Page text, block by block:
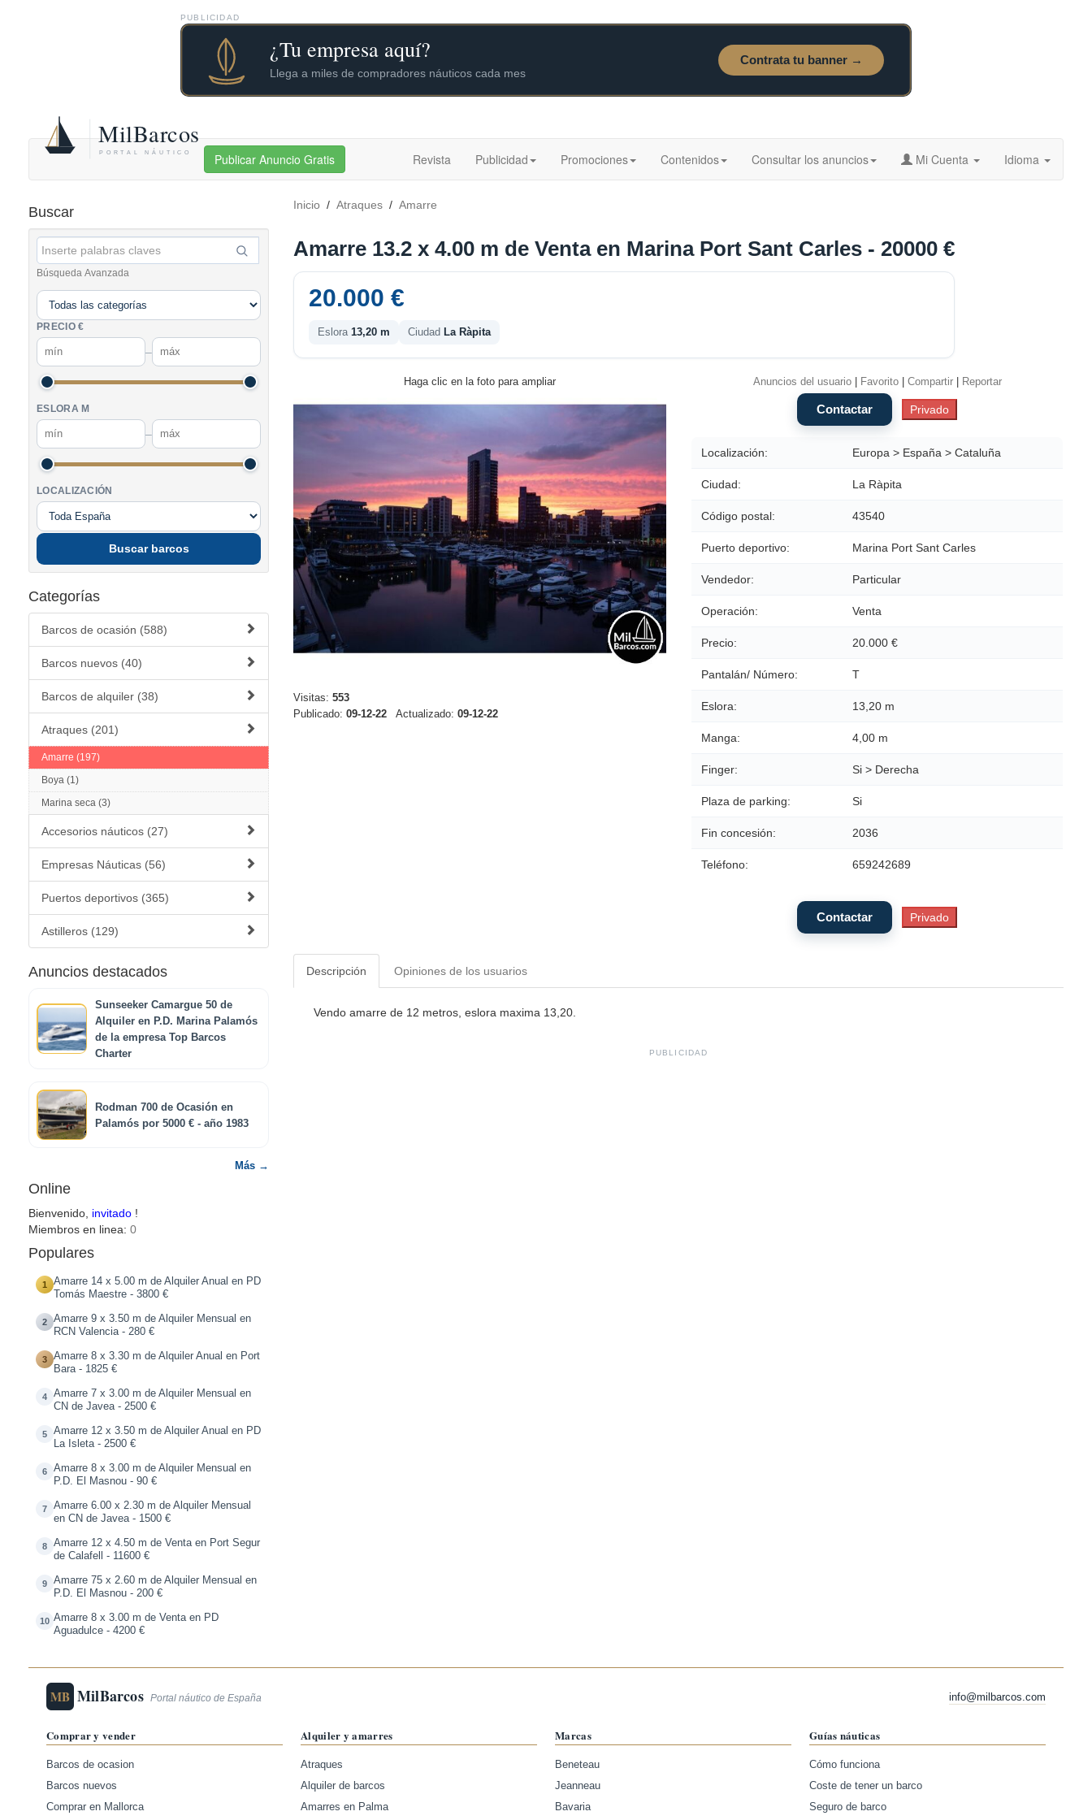
PUBLICIDAD
Publicar Anuncio Gratis Revista Publicidad Promociones Contenidos Consultar los anuncios Mi Cuenta Idioma
Buscar
Búsqueda Avanzada
PRECIO €
–
ESLORA M
–
LOCALIZACIÓN
Buscar barcos
Categorías
Barcos de ocasión (588)
Barcos nuevos (40)
Barcos de alquiler (38)
Atraques (201)
Amarre (197)
Boya (1)
Marina seca (3)
Accesorios náuticos (27)
Empresas Náuticas (56)
Puertos deportivos (365)
Astilleros (129)
Anuncios destacados
Sunseeker Camargue 50 de
Alquiler en P.D. Marina Palamós
de la empresa Top Barcos
Charter
Rodman 700 de Ocasión en
Palamós por 5000 € - año 1983
Más →
Online
Bienvenido, invitado !
Miembros en linea: 0
Populares
1
Amarre 14 x 5.00 m de Alquiler Anual en PD
Tomás Maestre - 3800 €
2
Amarre 9 x 3.50 m de Alquiler Mensual en
RCN Valencia - 280 €
3
Amarre 8 x 3.30 m de Alquiler Anual en Port
Bara - 1825 €
4
Amarre 7 x 3.00 m de Alquiler Mensual en
CN de Javea - 2500 €
5
Amarre 12 x 3.50 m de Alquiler Anual en PD
La Isleta - 2500 €
6
Amarre 8 x 3.00 m de Alquiler Mensual en
P.D. El Masnou - 90 €
7
Amarre 6.00 x 2.30 m de Alquiler Mensual
en CN de Javea - 1500 €
8
Amarre 12 x 4.50 m de Venta en Port Segur
de Calafell - 11600 €
9
Amarre 75 x 2.60 m de Alquiler Mensual en
P.D. El Masnou - 200 €
10 Amarre 8 x 3.00 m de Venta en PD
Aguadulce - 4200 €
Inicio / Atraques / Amarre
Amarre 13.2 x 4.00 m de Venta en Marina Port Sant Carles - 20000 €
20.000 €
Eslora 13,20 m Ciudad La Ràpita
Haga clic en la foto para ampliar
Visitas: 553
Publicado: 09-12-22 Actualizado: 09-12-22
Anuncios del usuario| Favorito| Compartir| Reportar
Localización: Europa > España > Cataluña
Ciudad: La Ràpita
Código postal: 43540
Puerto deportivo: Marina Port Sant Carles
Vendedor: Particular
Operación: Venta
Precio: 20.000 €
Pantalán/ Número: T
Eslora: 13,20 m
Manga: 4,00 m
Finger: Si > Derecha
Plaza de parking: Si
Fin concesión: 2036
Teléfono: 659242689
Descripción Opiniones de los usuarios
Vendo amarre de 12 metros, eslora maxima 13,20.
PUBLICIDAD
MB MilBarcos Portal náutico de España info@milbarcos.com
Comprar y vender
Barcos de ocasion
Barcos nuevos
Comprar en Mallorca
Alquiler y amarres
Atraques
Alquiler de barcos
Amarres en Palma
Marcas
Beneteau
Jeanneau
Bavaria
Guías náuticas
Cómo funciona
Coste de tener un barco
Seguro de barco